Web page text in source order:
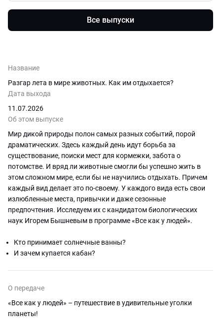
Пернатые соседи. Как устроен
птичий быт?
жизнь обитателей дикой
корой. Где и как пернатые строят
свои гнезда?
Как сберечь разнообразие природы
вокруг себя?
Все выпуски
Название
Разгар лета в мире животных. Как им отдыхается?
Дата выхода
11.07.2026
Об этом выпуске
Мир дикой природы полон самых разных событий, порой
драматических. Здесь каждый день идут борьба за
существование, поиски мест для кормежки, забота о
потомстве. И вряд ли животные смогли бы успешно жить в
этом сложном мире, если бы не научились отдыхать. Причем
каждый вид делает это по-своему. У каждого вида есть свои
излюбленные места, привычки и даже сезонные
предпочтения. Исследуем их с кандидатом биологических
наук Игорем Бышневым в программе «Все как у людей».
Кто принимает солнечные ванны?
И зачем купается кабан?
О передаче
«Все как у людей» – путешествие в удивительные уголки
планеты!